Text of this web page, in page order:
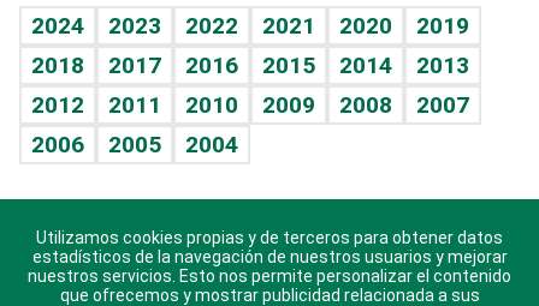
Vida y familia
Eñe
Celebrando la vida
Sin complejos
En pocas palabras
Escuchando al corazón
TBT Deportivo
Guía del dinero
Horóscopos
Crucigramas
2024 2023 2022 2021 2020
2019
2018
2017 2016 2015 2014
2013
2012
2011 2010 2009 2008
2007
2006
2005 2004
Descarga nuestras aplicaciones para Android, iOS y
sistema Huawei.
Utilizamos cookies propias y de terceros para obtener datos
estadísticos de la navegación de nuestros usuarios y mejorar
nuestros servicios. Esto nos permite personalizar el contenido
que ofrecemos y mostrar publicidad relacionada a sus